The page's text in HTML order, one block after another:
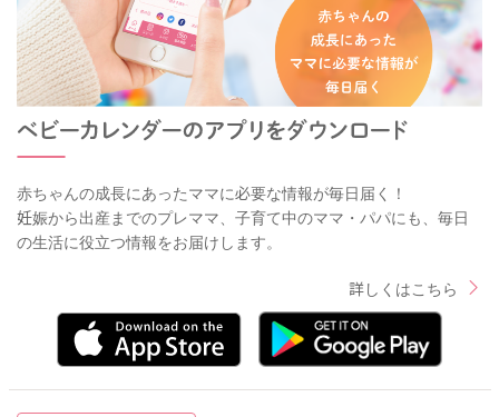
赤ちゃんの成長にあったママに必要な情報が毎日届く！
妊娠から出産までのプレママ、子育て中のママ・パパにも、毎日
の生活に役立つ情報をお届けします。
詳しくはこちら